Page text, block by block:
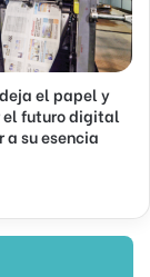
el papel y
el futuro digital
a su esencia